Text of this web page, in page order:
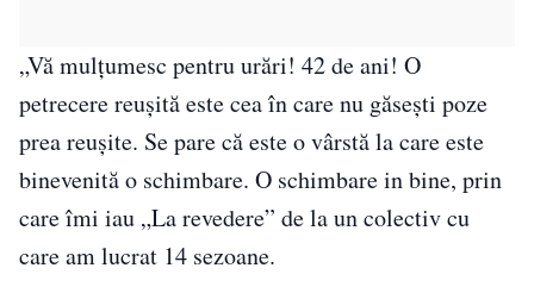
„Vă mulțumesc pentru urări! 42 de ani! O
petrecere reuşită este cea în care nu găseşti poze
prea reuşite. Se pare că este o vârstă la care este
binevenită o schimbare. O schimbare in bine, prin
care îmi iau „La revedere” de la un colectiv cu
care am lucrat 14 sezoane.